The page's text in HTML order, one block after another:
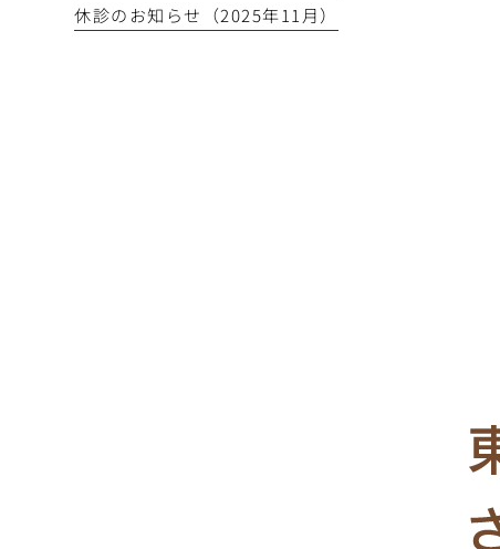
休診のお知らせ（2025年11月）